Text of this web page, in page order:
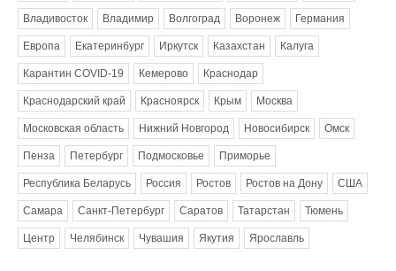
Владивосток Владимир Волгоград Воронеж Германия
Европа Екатеринбург Иркутск Казахстан Калуга
Карантин COVID-19 Кемерово Краснодар
Краснодарский край Красноярск Крым Москва
Московская область Нижний Новгород Новосибирск Омск
Пенза Петербург Подмосковье Приморье
Республика Беларусь Россия Ростов Ростов на Дону США
Самара Санкт-Петербург Саратов Татарстан Тюмень
Центр Челябинск Чувашия Якутия Ярославль